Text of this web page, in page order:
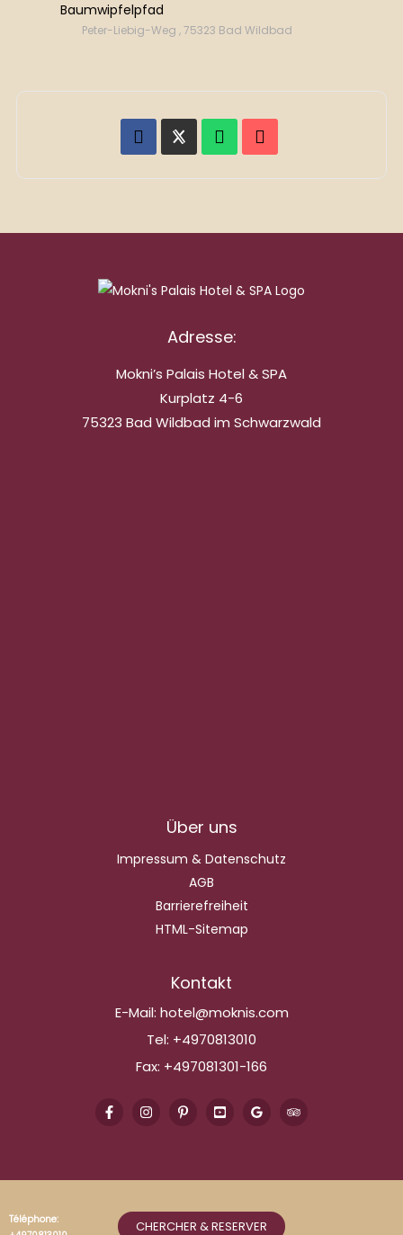
Baumwipfelpfad
Peter-Liebig-Weg , 75323 Bad Wildbad
Adresse:
Mokni’s Palais Hotel & SPA
Kurplatz 4-6
75323 Bad Wildbad im Schwarzwald
Über uns
Impressum & Datenschutz
AGB
Barrierefreiheit
HTML-Sitemap
Kontakt
E-Mail: hotel@moknis.com
Tel: +4970813010
Fax: +497081301-166
Téléphone:
CHERCHER & RESERVER